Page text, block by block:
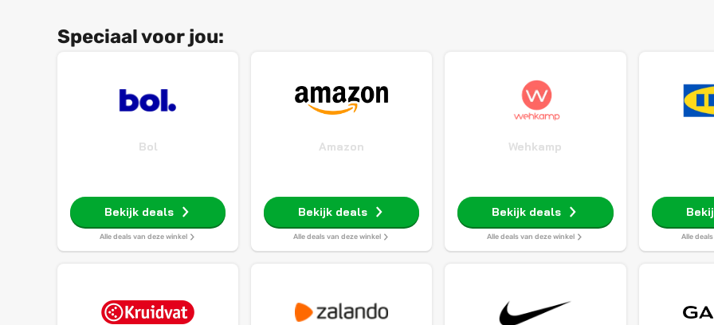
Speciaal voor jou:
Bol
Bekijk deals
Alle deals van deze winkel
Amazon
Bekijk deals
Alle deals van deze winkel
Wehkamp
Bekijk deals
Alle deals van deze winkel Alle